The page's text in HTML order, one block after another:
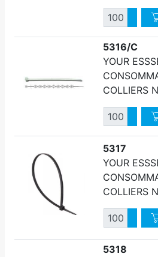
Quantité
5316/C
YOUR
COLLIERS
Quantité
5317
YOUR
COLLIERS
Quantité
5318